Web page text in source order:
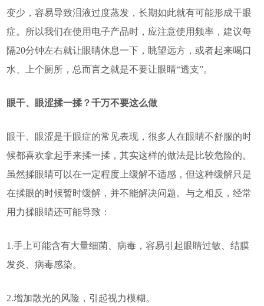
变少，容易导致泪液过度蒸发，长期如此就有可能形成干眼
症。所以我们在使用电子产品时，应注意使用频率，建议每
隔20分钟左右就让眼睛休息一下，眺望远方，或者起来喝口
水、上个厕所，总而言之就是不要让眼睛“透支”。
眼干、眼涩揉一揉？千万不要这么做
眼干、眼涩是干眼症的常见表现，很多人在眼睛不舒服的时
候都喜欢拿起手来揉一揉，其实这样的做法是比较危险的。
虽然揉眼睛可以在一定程度上缓解不适感，但这种缓解只是
在揉眼的时候暂时缓解，并不能解决问题。与之相反，经常
用力揉眼睛还可能导致：
1.手上可能含有大量细菌、病毒，容易引起眼睛过敏、结膜
发炎、病毒感染。
2.增加散光的风险，引起视力模糊。